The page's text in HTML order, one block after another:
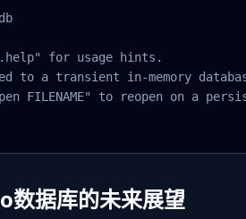
for usage hints.
to a transient in-memory
FILENAME" to reopen on a
数据库的未来展望